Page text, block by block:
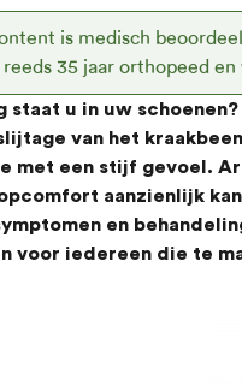
is medisch
reeds 35 jaar orthopeed
staat u in uw
van het
met een stijf gevoel.
aanzienlijk
en
voor iedereen die te